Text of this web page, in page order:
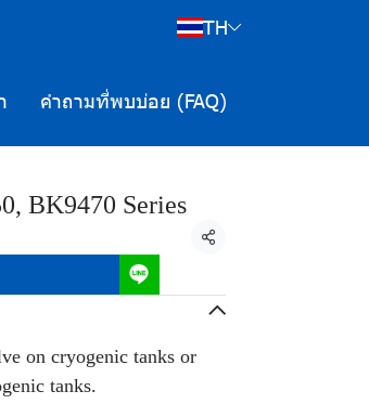
TH
คำถามที่พบบ่อย (FAQ)
BK9470 Series
แชร์
on cryogenic tanks or
tanks.